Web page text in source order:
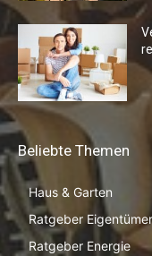
Beliebte Themen
Haus & Garten
Ratgeber Eigentümer
Ratgeber Energie